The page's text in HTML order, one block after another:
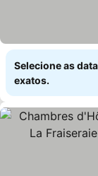
Selecione as
exatos.